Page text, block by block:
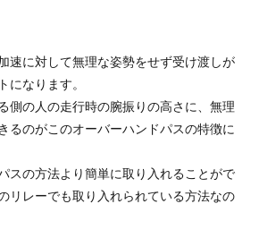
速に対して無理な姿勢をせず受け渡しが
になります。
側の人の走行時の腕振りの高さに、無理
るのがこのオーバーハンドパスの特徴に
スの方法より簡単に取り入れることがで
リレーでも取り入れられている方法なの